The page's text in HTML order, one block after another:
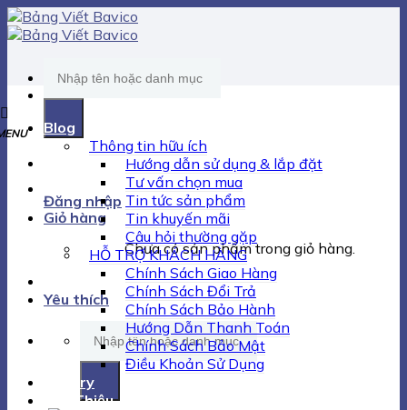
Skip
to
kiếm:
Đăng nhập
Giỏ hàng
Chưa có sản phẩm trong giỏ hàng.
Yêu thích
Tìm
kiếm:
Blog
Thông tin hữu ích
Hướng dẫn sử dụng & lắp đặt
Tư vấn chọn mua
Tin tức sản phẩm
Tin khuyến mãi
Câu hỏi thường gặp
HỖ TRỢ KHÁCH HÀNG
Chính Sách Giao Hàng
Chính Sách Đổi Trả
Chính Sách Bảo Hành
Hướng Dẫn Thanh Toán
Chính Sách Bảo Mật
Điều Khoản Sử Dụng
Gallery
Giới Thiệu